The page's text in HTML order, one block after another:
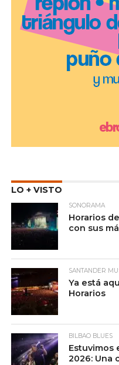
LO + VISTO
SONORAMA
Horarios
con sus
SANTANDER
Ya está
Horarios
BILBAO BLUES
Estuvimos
2026: Una